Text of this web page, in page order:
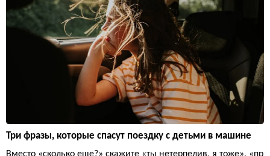
Три фразы, которые спасут поездку с детьми в машине
Вместо «сколько еще?» скажите «ты нетерпелив, я тоже», «пр